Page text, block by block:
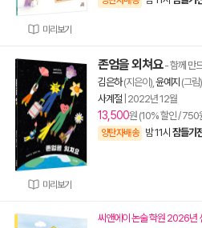
미리보기
미리보기
존엄을 외쳐요- 함께 만
김은하(지은이), 윤예지 (그림)
사계절 2022년 12월
13,500원 (10% 할인 / 750
양탄자배송 밤 11시 잠들기
씨앤에이 논술 학원 2026년